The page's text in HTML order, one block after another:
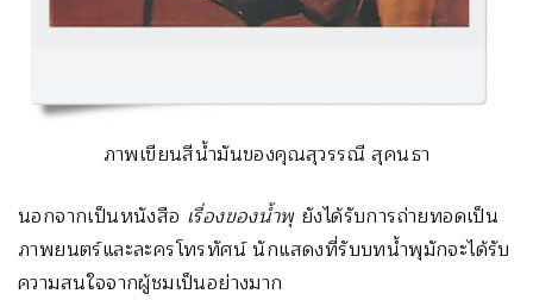
ภาพเขียนสีน้ำมันของคุณสุวรรณี สุคนธา
นอกจากเป็นหนังสือ เรื่องของน้ำพุยังได้รับการถ่ายทอดเป็น
ภาพยนตร์และละครโทรทัศน์ นักแสดงที่รับบทน้ำพุมักจะได้รับ
ความสนใจจากผู้ชมเป็นอย่างมาก